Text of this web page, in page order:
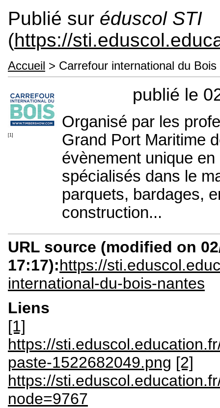
Publié sur éduscol STI
(https://
Accueil > Carrefour international du
[1]
publié le
Organisé par les
Grand Port Maritime
évènement unique
spécialisés dans le
parquets, bardages,
construction...
URL source (modified on
17:17):https://
international-du-bois-nantes
Liens
[1]
https://
paste-1522682049.png [2]
https://
node=9767